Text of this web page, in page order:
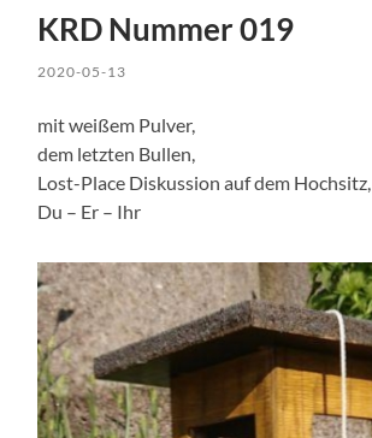
KRD Nummer 019
2020-05-13
mit weißem Pulver,
dem letzten Bullen,
Lost-Place Diskussion auf dem Hochsitz,
Du – Er – Ihr